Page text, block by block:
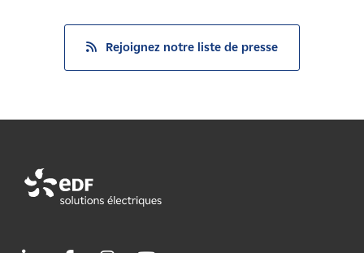
Rejoignez notre liste de presse